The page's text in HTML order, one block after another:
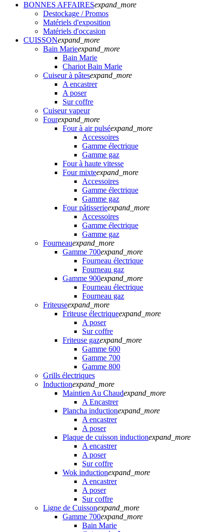
BONNES AFFAIRESexpand_more
Destockage / Promos
Matériels d'exposition
Matériels d'occasion
CUISSONexpand_more
Bain Marieexpand_more
Bain Marie
Chariot Bain Marie
Cuiseur à pâtesexpand_more
A encastrer
A poser
Sur coffre
Cuiseur vapeur
Fourexpand_more
Four à air pulséexpand_more
Accessoires
Gamme électrique
Gamme gaz
Four à haute vitesse
Four mixteexpand_more
Accessoires
Gamme électrique
Gamme gaz
Four pâtisserieexpand_more
Accessoires
Gamme électrique
Gamme gaz
Fourneauexpand_more
Gamme 700expand_more
Fourneau électrique
Fourneau gaz
Gamme 900expand_more
Fourneau électrique
Fourneau gaz
Friteuseexpand_more
Friteuse électriqueexpand_more
A poser
Sur coffre
Friteuse gazexpand_more
Gamme 600
Gamme 700
Gamme 800
Grills électriques
Inductionexpand_more
Maintien Au Chaudexpand_more
A Encastrer
Plancha inductionexpand_more
A encastrer
A poser
Plaque de cuisson inductionexpand_more
A encastrer
A poser
Sur coffre
Wok inductionexpand_more
A encastrer
A poser
Sur coffre
Ligne de Cuissonexpand_more
Gamme 700expand_more
Bain Marie